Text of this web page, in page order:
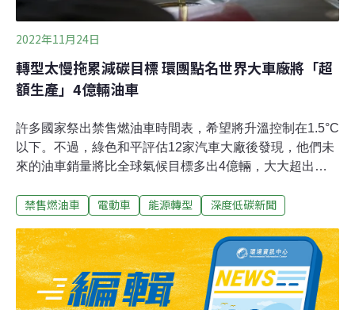
2022年11月24日
轉型太慢拖累減碳目標 環團點名世界大車廠將「超
額生產」4億輛油車
許多國家祭出禁售燃油車時間表，希望將升溫控制在1.5°C
以下。不過，綠色和平評估12家汽車大廠後發現，他們未
來的油車銷量將比全球氣候目標多出4億輛，大大超出升
廠——豐田（Toyota）、福斯（Volkswagen）和現代/起
3900萬輛。這份報告由永續未來研究所（Institute for
Sustainable Futures）、雪梨科技大學（University of
Technology Sydney）、汽車管理中心（Center of
Automotive Management）、德國工業應用科技大學
禁售燃油車 電動車 能源轉型 深度低碳新聞